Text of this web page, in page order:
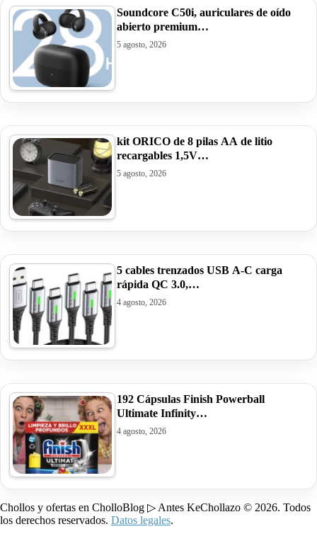
Soundcore C50i, auriculares de oído
abierto premium…
5 agosto, 2026
kit ORICO de 8 pilas AA de litio
recargables 1,5V…
5 agosto, 2026
5 cables trenzados USB A-C carga
rápida QC 3.0,…
4 agosto, 2026
192 Cápsulas Finish Powerball
Ultimate Infinity…
4 agosto, 2026
Chollos y ofertas en CholloBlog ▷ Antes KeChollazo © 2026. Todos
los derechos reservados. Datos legales.